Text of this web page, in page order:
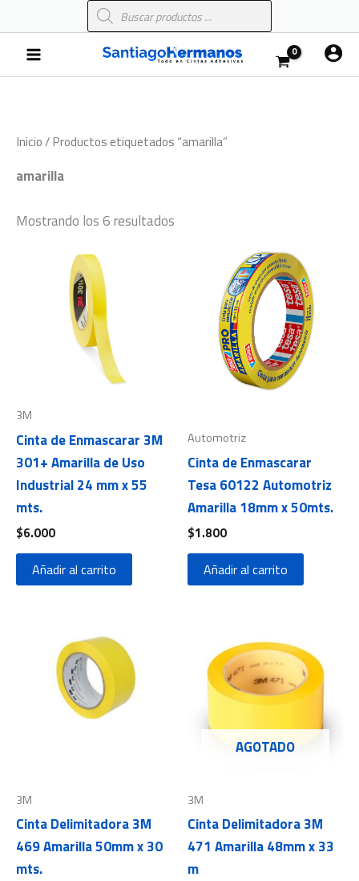
al
contenido
Búsqueda
de
Main
Menu
Inicio/ Productos etiquetados “amarilla”
amarilla
Mostrando los 6 resultados
3M
Cinta de Enmascarar 3M
301+ Amarilla de Uso
Industrial 24 mm x 55
mts.
$6.000
Añadir al carrito
Automotriz
Cinta de Enmascarar
Tesa 60122 Automotriz
Amarilla 18mm x 50mts.
$1.800
Añadir al carrito
3M
Cinta Delimitadora 3M
469 Amarilla 50mm x 30
mts.
AGOTADO
3M
Cinta Delimitadora 3M
471 Amarilla 48mm x 33
m